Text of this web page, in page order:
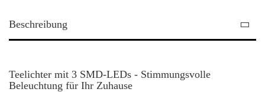
Beschreibung
Teelichter mit 3 SMD-LEDs - Stimmungsvolle
Beleuchtung für Ihr Zuhause